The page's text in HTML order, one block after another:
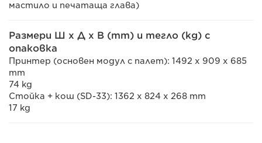
мастило и печатаща глава)
Размери Ш x Д x В (mm) и тегло (kg) с
опаковка
Принтер (основен модул с палет): 1492 x 909 x 685
mm
74 kg
Стойка + кош (SD-33): 1362 x 824 x 268 mm
17 kg